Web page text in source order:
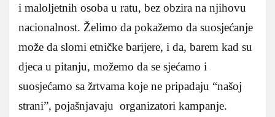
i maloljetnih osoba u ratu, bez obzira na njihovu
nacionalnost. Želimo da pokažemo da suosjećanje
može da slomi etničke barijere, i da, barem kad su
djeca u pitanju, možemo da se sjećamo i
suosjećamo sa žrtvama koje ne pripadaju “našoj
strani”, pojašnjavaju organizatori kampanje.